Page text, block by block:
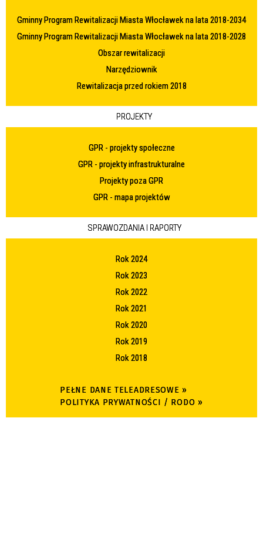
Gminny Program Rewitalizacji Miasta Włocławek na lata 2018-2034
Gminny Program Rewitalizacji Miasta Włocławek na lata 2018-2028
Obszar rewitalizacji
Narzędziownik
Rewitalizacja przed rokiem 2018
PROJEKTY
GPR - projekty społeczne
GPR - projekty infrastrukturalne
Projekty poza GPR
GPR - mapa projektów
SPRAWOZDANIA I RAPORTY
Rok 2024
Rok 2023
Rok 2022
Rok 2021
Rok 2020
Rok 2019
Rok 2018
PEŁNE DANE TELEADRESOWE »
POLITYKA PRYWATNOŚCI / RODO »